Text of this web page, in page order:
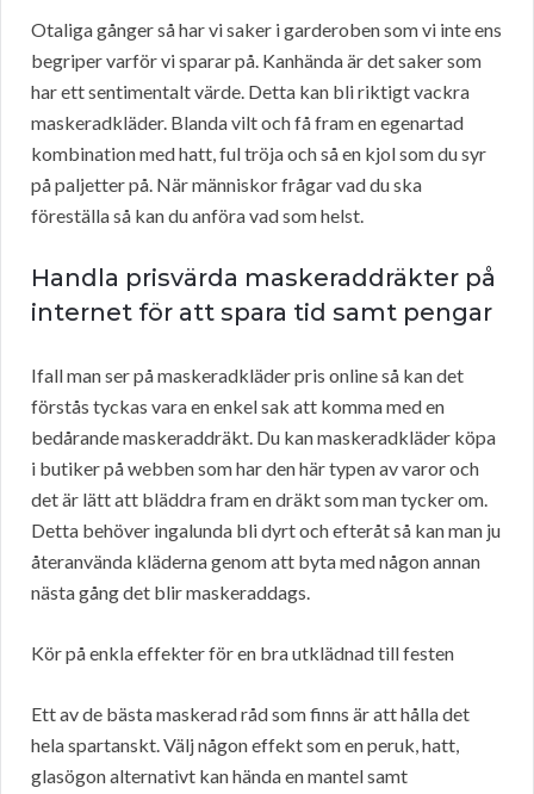
Otaliga gånger så har vi saker i garderoben som vi inte ens
begriper varför vi sparar på. Kanhända är det saker som
har ett sentimentalt värde. Detta kan bli riktigt vackra
maskeradkläder. Blanda vilt och få fram en egenartad
kombination med hatt, ful tröja och så en kjol som du syr
på paljetter på. När människor frågar vad du ska
föreställa så kan du anföra vad som helst.
Handla prisvärda maskeraddräkter på
internet för att spara tid samt pengar
Ifall man ser på maskeradkläder pris online så kan det
förstås tyckas vara en enkel sak att komma med en
bedårande maskeraddräkt. Du kan maskeradkläder köpa
i butiker på webben som har den här typen av varor och
det är lätt att bläddra fram en dräkt som man tycker om.
Detta behöver ingalunda bli dyrt och efteråt så kan man ju
återanvända kläderna genom att byta med någon annan
nästa gång det blir maskeraddags.
Kör på enkla effekter för en bra utklädnad till festen
Ett av de bästa maskerad råd som finns är att hålla det
hela spartanskt. Välj någon effekt som en peruk, hatt,
glasögon alternativt kan hända en mantel samt